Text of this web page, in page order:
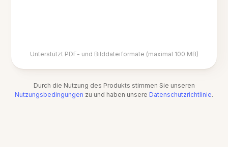
Unterstützt PDF- und Bilddateiformate (maximal 100 MB)
Durch die Nutzung des Produkts stimmen Sie unseren
Nutzungsbedingungen zu und haben unsere Datenschutzrichtlinie.